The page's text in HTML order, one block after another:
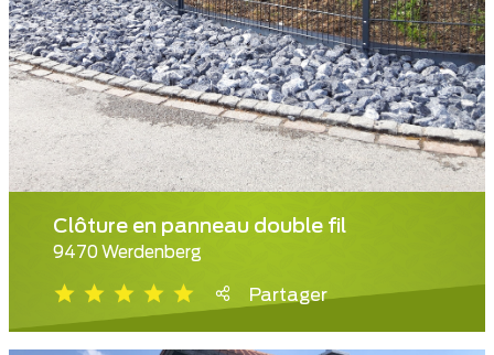
Clôture en panneau double fil
9470 Werdenberg
Partager